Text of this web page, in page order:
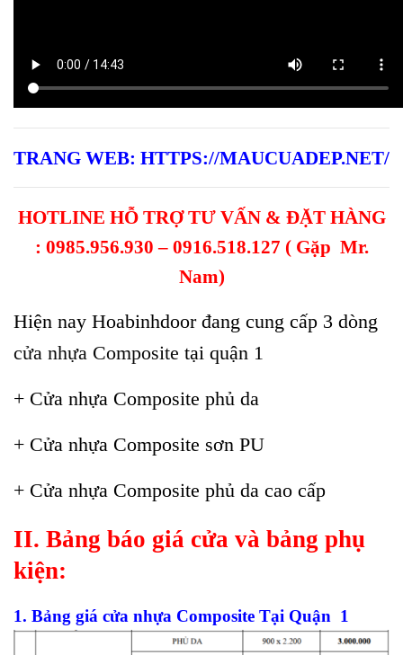
TRANG WEB: HTTPS://MAUCUADEP.NET/
HOTLINE HỖ TRỢ TƯ VẤN & ĐẶT HÀNG
: 0985.956.930 – 0916.518.127 ( Gặp Mr.
Nam)
Hiện nay Hoabinhdoor đang cung cấp 3 dòng
cửa nhựa Composite tại quận 1
+ Cửa nhựa Composite phủ da
+ Cửa nhựa Composite sơn PU
+ Cửa nhựa Composite phủ da cao cấp
II. Bảng báo giá cửa và bảng phụ
kiện:
1. Bảng giá cửa nhựa Composite Tại Quận 1